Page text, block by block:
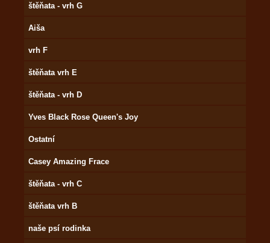
štěňata - vrh G
Aiša
vrh F
štěňata vrh E
štěňata - vrh D
Yves Black Rose Queen's Joy
Ostatní
Casey Amazing Frace
štěňata - vrh C
štěňata vrh B
naše psí rodinka